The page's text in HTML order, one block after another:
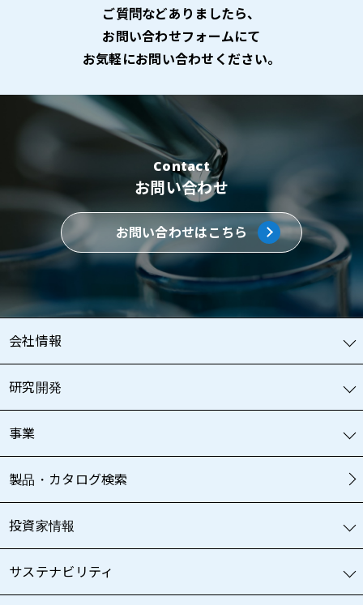
ご質問などありましたら、
お問い合わせフォームにて
お気軽にお問い合わせください。
Contact
お問い合わせ
お問い合わせはこちら
会社情報
研究開発
事業
製品・カタログ検索
投資家情報
サステナビリティ